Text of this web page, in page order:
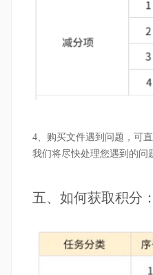
4、购买文件遇到问题，可
我们将尽快处理您遇到的问
五、如何获取积分